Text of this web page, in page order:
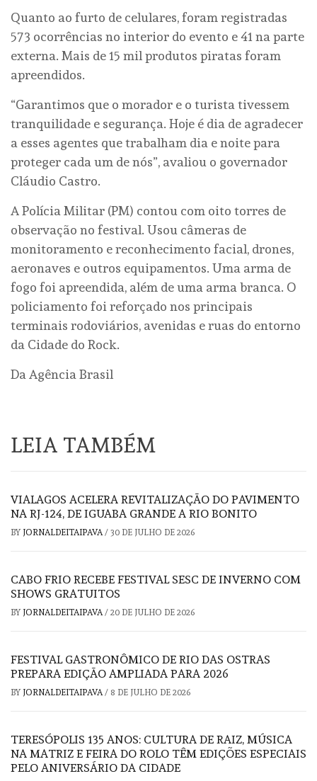
Quanto ao furto de celulares, foram registradas
573 ocorrências no interior do evento e 41 na parte
externa. Mais de 15 mil produtos piratas foram
apreendidos.
“Garantimos que o morador e o turista tivessem
tranquilidade e segurança. Hoje é dia de agradecer
a esses agentes que trabalham dia e noite para
proteger cada um de nós”, avaliou o governador
Cláudio Castro.
A Polícia Militar (PM) contou com oito torres de
observação no festival. Usou câmeras de
monitoramento e reconhecimento facial, drones,
aeronaves e outros equipamentos. Uma arma de
fogo foi apreendida, além de uma arma branca. O
policiamento foi reforçado nos principais
terminais rodoviários, avenidas e ruas do entorno
da Cidade do Rock.
Da Agência Brasil
LEIA TAMBÉM
VIALAGOS ACELERA REVITALIZAÇÃO DO PAVIMENTO
NA RJ-124, DE IGUABA GRANDE A RIO BONITO
BY JORNALDEITAIPAVA / 30 DE JULHO DE 2026
CABO FRIO RECEBE FESTIVAL SESC DE INVERNO COM
SHOWS GRATUITOS
BY JORNALDEITAIPAVA / 20 DE JULHO DE 2026
FESTIVAL GASTRONÔMICO DE RIO DAS OSTRAS
PREPARA EDIÇÃO AMPLIADA PARA 2026
BY JORNALDEITAIPAVA / 8 DE JULHO DE 2026
TERESÓPOLIS 135 ANOS: CULTURA DE RAIZ, MÚSICA
NA MATRIZ E FEIRA DO ROLO TÊM EDIÇÕES ESPECIAIS
PELO ANIVERSÁRIO DA CIDADE